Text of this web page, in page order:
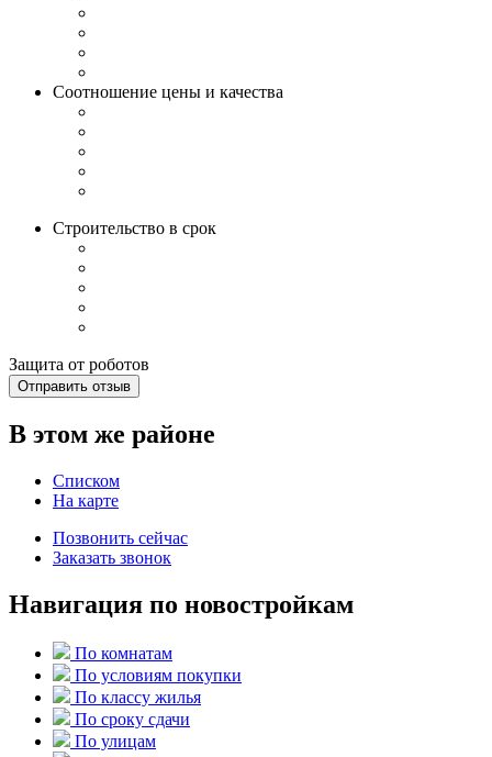
Соотношение цены и качества
Строительство в срок
Защита от роботов
Отправить отзыв
В этом же районе
Списком
На карте
Позвонить сейчас
Заказать звонок
Навигация по новостройкам
По комнатам
По условиям покупки
По классу жилья
По сроку сдачи
По улицам